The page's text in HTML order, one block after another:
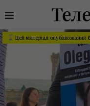
Цей матеріал опублікований